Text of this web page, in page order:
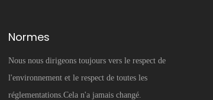
Normes
Nous nous dirigeons toujours vers le respect de
l'environnement et le respect de toutes les
réglementations.Cela n'a jamais changé.